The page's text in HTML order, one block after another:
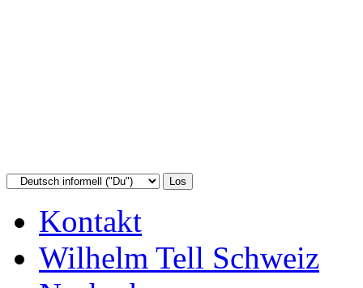
Kontakt
Wilhelm Tell Schweiz